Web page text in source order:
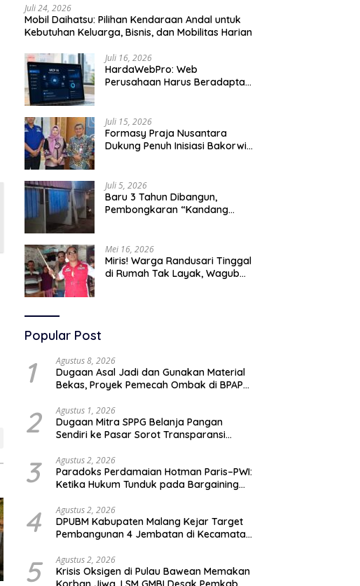
Juli 24, 2026
Mobil Daihatsu: Pilihan Kendaraan Andal untuk
Kebutuhan Keluarga, Bisnis, dan Mobilitas Harian
Juli 16, 2026
HardaWebPro: Web
Perusahaan Harus Beradaptasi
Operasional
Juli 15, 2026
Formasy Praja Nusantara
Dukung Penuh Inisiasi Bakorwil
Juli 5, 2026
Baru 3 Tahun Dibangun,
Pembongkaran “Kandang
Mei 16, 2026
Miris! Warga Randusari Tinggal
di Rumah Tak Layak, Wagub
Popular Post
1 Agustus 8, 2026
Dugaan Asal Jadi dan Gunakan Material
Bekas, Proyek Pemecah Ombak di BPAP
2 Agustus 1, 2026
Dugaan Mitra SPPG Belanja Pangan
Sendiri ke Pasar Sorot Transparansi
3 Agustus 2, 2026
Paradoks Perdamaian Hotman Paris–PWI:
Ketika Hukum Tunduk pada Bargaining
4 Agustus 2, 2026
DPUBM Kabupaten Malang Kejar Target
Pembangunan 4 Jembatan di Kecamatan
5 Agustus 2, 2026
Krisis Oksigen di Pulau Bawean Memakan